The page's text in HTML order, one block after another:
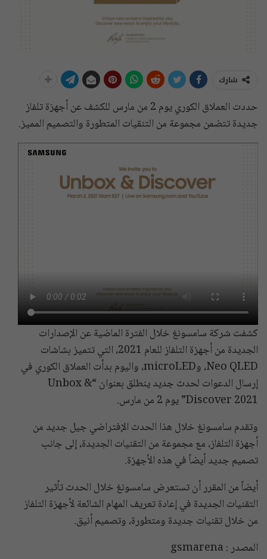
شارك
حددت العملاق الكوري يوم 2 من مارس للكشف عن أجهزة تلفاز
جديدة تتضمن مجموعة من التنقيات المتطورة والتصميم المميز.
كشفت شركة سامسونغ خلال الفترة الماضية عن الإصدارات
الجديدة من أجهزة التلفاز للعام 2021، التي تتميز بشاشات
Neo QLED، وmicroLED، واليوم بدأت العملاق الكوري في
إرسال الدعوات لحدث جديد ينطلق بعنوان “Unbox &
Discover 2021” يوم 2 من مارس.
وتقدم سامسونغ خلال هذا الحدث الإفتراضي جيل جديد من
أجهزة التلفاز، مع مجموعة من التقنيات الجديدة، إلى جانب
تصميم جديد أيضاً في هذه الأجهزة.
أيضاً من المقرر أن تستعرض سامسونغ خلال الحدث تأثير
التقنيات الجديدة في إعادة تعريف المهام الشائعة لأجهزة التلفاز
من خلال تقنيات جديدة ومتطورة، وتصميم أنيق.
المصدر : gsmarena